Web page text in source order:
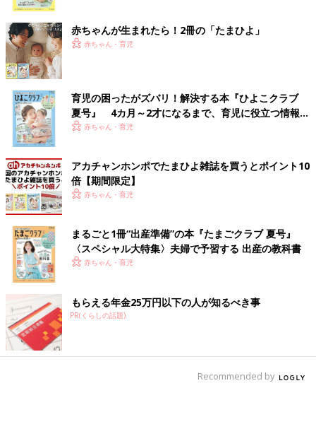
赤ちゃんが生まれたら！2冊の「たまひよ」
赤ちゃん・育児
育児の困ったがズバリ！解決する本『ひよこクラブ
夏号』 4カ月～2才になるまで、育児に役立つ情報が
いっぱい！
赤ちゃん・育児
アカチャンホンポでたまひよ雑誌を買うとポイント10
倍【期間限定】
赤ちゃん・育児
まるごと1冊“出産準備”の本『たまごクラブ 夏号』
〈スペシャル大特集〉夫婦で予習する 出産の教科書
赤ちゃん・育児
もらえる年金25万円以下の人が知るべき事
PR(くらしの話題)
Recommended by